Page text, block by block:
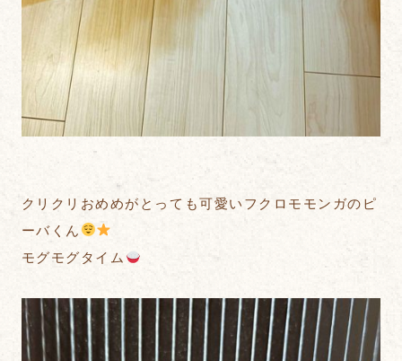
クリクリおめめがとっても可愛いフクロモモンガのピ
ーバくん
モグモグタイム